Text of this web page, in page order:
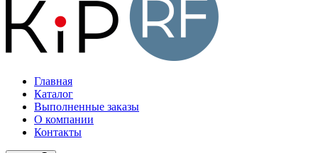
Главная
Каталог
Выполненные заказы
О компании
Контакты